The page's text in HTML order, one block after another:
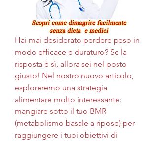
Hai mai desiderato perdere peso in
modo efficace e duraturo? Se la
risposta è sì, allora sei nel posto
giusto! Nel nostro nuovo articolo,
esploreremo una strategia
alimentare molto interessante:
mangiare sotto il tuo BMR
(metabolismo basale a riposo) per
raggiungere i tuoi obiettivi di